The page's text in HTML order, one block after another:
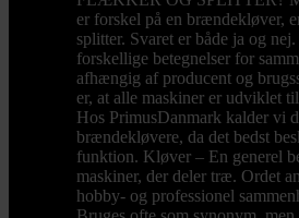
er forskel på en brændekløver,
splitter. Svaret er både ja og
forskellige betegnelser for
afhængig af producent og
er, at alle maskiner er udviklet
Hos PrimusDanmark kalder vi
brændekløvere, da det bedst
funktion. Kløver – En generel
maskiner, der deler træ. Ordet
hobby- og professionel